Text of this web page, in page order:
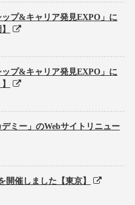
ップ&キャリア発見EXPO」に
ップ&キャリア発見EXPO」に
ミー」のWebサイトリニュー
開催しました【東京】